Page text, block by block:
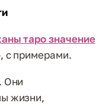
таро значение
с примерами.
Они
жизни,